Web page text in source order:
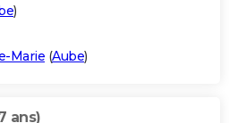
)
Marie (Aube)
ans)